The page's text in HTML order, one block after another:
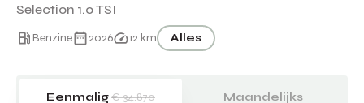
Selection 1.0 TSI
Benzine 2026 12 km Alles
Eenmalig€ 34.870 Maandelijks